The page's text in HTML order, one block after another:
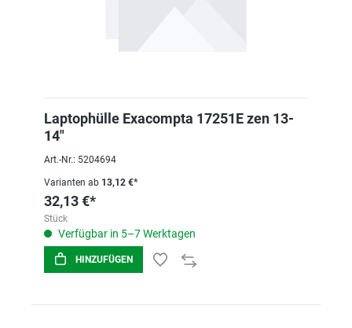
Laptophülle Exacompta 17251E zen 13-
14"
Art.-Nr.: 5204694
Varianten ab 13,12 €*
32,13 €*
Stück
Verfügbar in 5–7 Werktagen
HINZUFÜGEN